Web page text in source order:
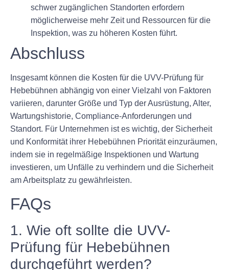
schwer zugänglichen Standorten erfordern
möglicherweise mehr Zeit und Ressourcen für die
Inspektion, was zu höheren Kosten führt.
Abschluss
Insgesamt können die Kosten für die UVV-Prüfung für
Hebebühnen abhängig von einer Vielzahl von Faktoren
variieren, darunter Größe und Typ der Ausrüstung, Alter,
Wartungshistorie, Compliance-Anforderungen und
Standort. Für Unternehmen ist es wichtig, der Sicherheit
und Konformität ihrer Hebebühnen Priorität einzuräumen,
indem sie in regelmäßige Inspektionen und Wartung
investieren, um Unfälle zu verhindern und die Sicherheit
am Arbeitsplatz zu gewährleisten.
FAQs
1. Wie oft sollte die UVV-
Prüfung für Hebebühnen
durchgeführt werden?